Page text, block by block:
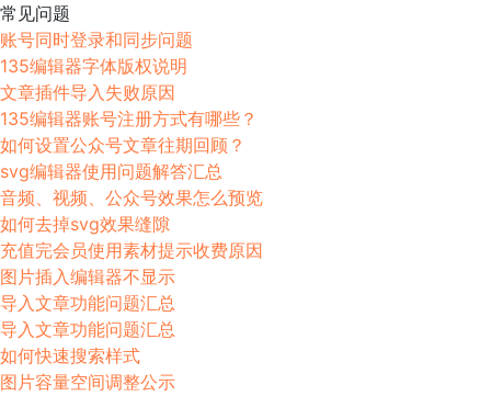
常见问题
账号同时登录和同步问题
135编辑器字体版权说明
文章插件导入失败原因
135编辑器账号注册方式有哪些？
如何设置公众号文章往期回顾？
svg编辑器使用问题解答汇总
音频、视频、公众号效果怎么预览
如何去掉svg效果缝隙
充值完会员使用素材提示收费原因
图片插入编辑器不显示
导入文章功能问题汇总
导入文章功能问题汇总
如何快速搜索样式
图片容量空间调整公示